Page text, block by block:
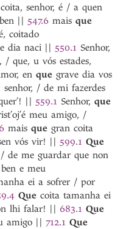
senhor, é / a quen
|| 547.6 maisque
coitado
dia naci || 550.1 Senhor,
/ que, u vós estades,
enque grave dia vos
senhor, / de mi fazerdes
|| 559.1 Senhor,que
meu amigo, /
maisque gran coita
vós vir! || 599.1 Que
/ de me guardar que non
e meu
ei a sofrer / por
Que coita tamanha ei
lhi falar! || 683.1 Que
amigo || 712.1 Que